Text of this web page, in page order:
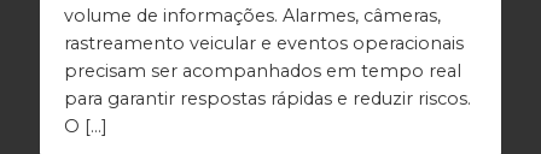
volume de informações. Alarmes, câmeras,
rastreamento veicular e eventos operacionais
precisam ser acompanhados em tempo real
para garantir respostas rápidas e reduzir riscos.
O […]